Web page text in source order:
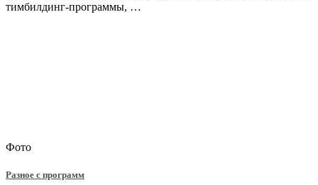
тимбилдинг-программы, …
Фото
Разное с программ